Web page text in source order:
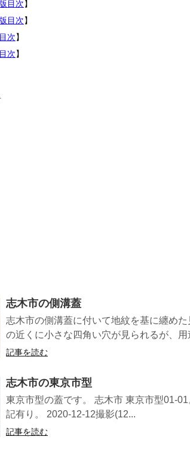
目次】
目次】
次】
次】
志木市の側溝蓋
志木市の側溝蓋に付いて地紋を基に纏め
の近くに小さな四角い穴が見られるが、
記事を読む
志木市の東京市型
東京市型の蓋です。 志木市 東京市型01-
記有り。 2020-12-12撮影(12...
記事を読む